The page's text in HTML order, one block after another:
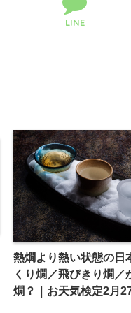
LINE
熱燗より熱い状態の日
くり燗／飛びきり燗／
燗？｜お天気検定2月